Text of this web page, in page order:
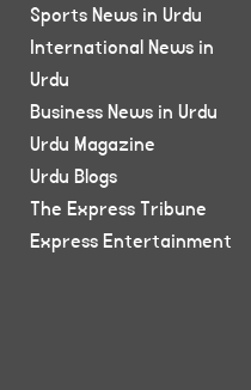
Sports News in Urdu
International News in
Urdu
Business News in Urdu
Urdu Magazine
Urdu Blogs
The Express Tribune
Express Entertainment